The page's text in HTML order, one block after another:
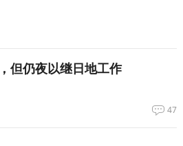
但仍夜以继日地工作
47